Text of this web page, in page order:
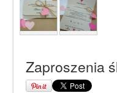
Zaproszenia